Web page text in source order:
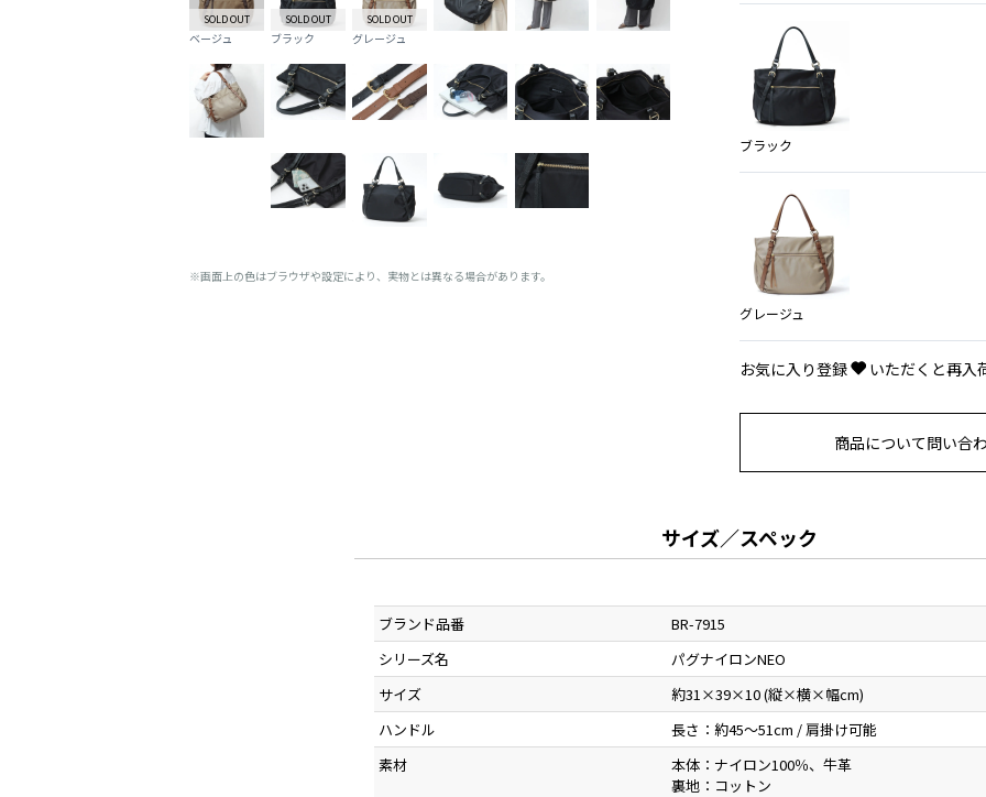
SOLD OUT
ベージュ
SOLD OUT
ブラック
SOLD OUT
グレージュ
※画面上の色はブラウザや設定により、実物とは異なる場合があります。
ブラック
グレージュ
お気に入り登録 いただくと再入
商品について問い合
サイズ／スペック
ブランド品番
BR-7915
シリーズ名
パグナイロンNEO
サイズ
約31×39×10 (縦×横×幅cm)
ハンドル
長さ：約45～51cm / 肩掛け可能
素材
本体：ナイロン100％、牛革
裏地：コットン